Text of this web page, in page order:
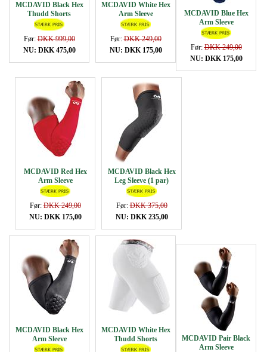
MCDAVID Black Hex
Thudd Shorts
Før:DKK 999,00
NU: DKK 475,00
MCDAVID White Hex
Arm Sleeve
Før:DKK 249,00
NU: DKK 175,00
MCDAVID Blue Hex
Arm Sleeve
Før:DKK 249,00
NU: DKK 175,00
MCDAVID Red Hex
Arm Sleeve
Før:DKK 249,00
NU: DKK 175,00
MCDAVID Black Hex
Leg Sleeve (1 par)
Før:DKK 375,00
NU: DKK 235,00
MCDAVID Black Hex
Arm Sleeve
MCDAVID White Hex
Thudd Shorts
MCDAVID Pair Black
Arm Sleeve